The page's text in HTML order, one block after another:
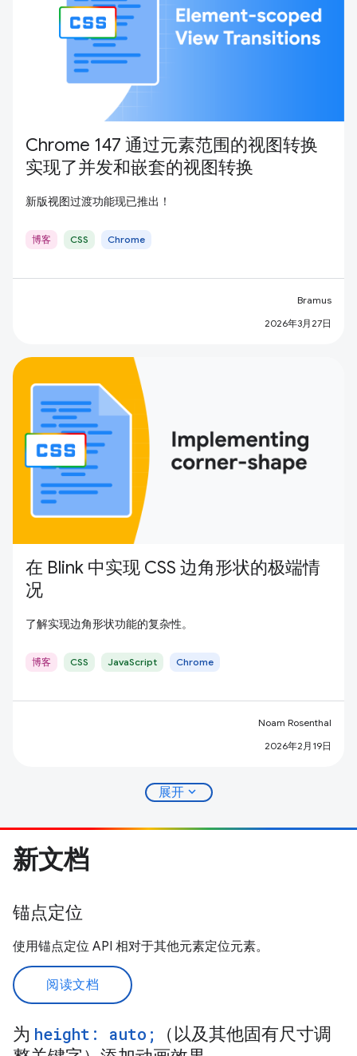
Chrome 147 通过元素范围的视图转换
实现了并发和嵌套的视图转换
新版视图过渡功能现已推出！
博客 CSS Chrome
Bramus
2026年3月27日
在 Blink 中实现 CSS 边角形状的极端情
况
了解实现边角形状功能的复杂性。
博客 CSS JavaScript Chrome
Noam Rosenthal
2026年2月19日
展开 expand_more
新文档
锚点定位
使用锚点定位 API 相对于其他元素定位元素。
阅读文档
为 height: auto;
（以及其他固有尺寸调